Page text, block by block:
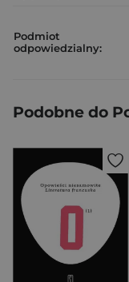
Podmiot
odpowiedzialny:
Podobne do